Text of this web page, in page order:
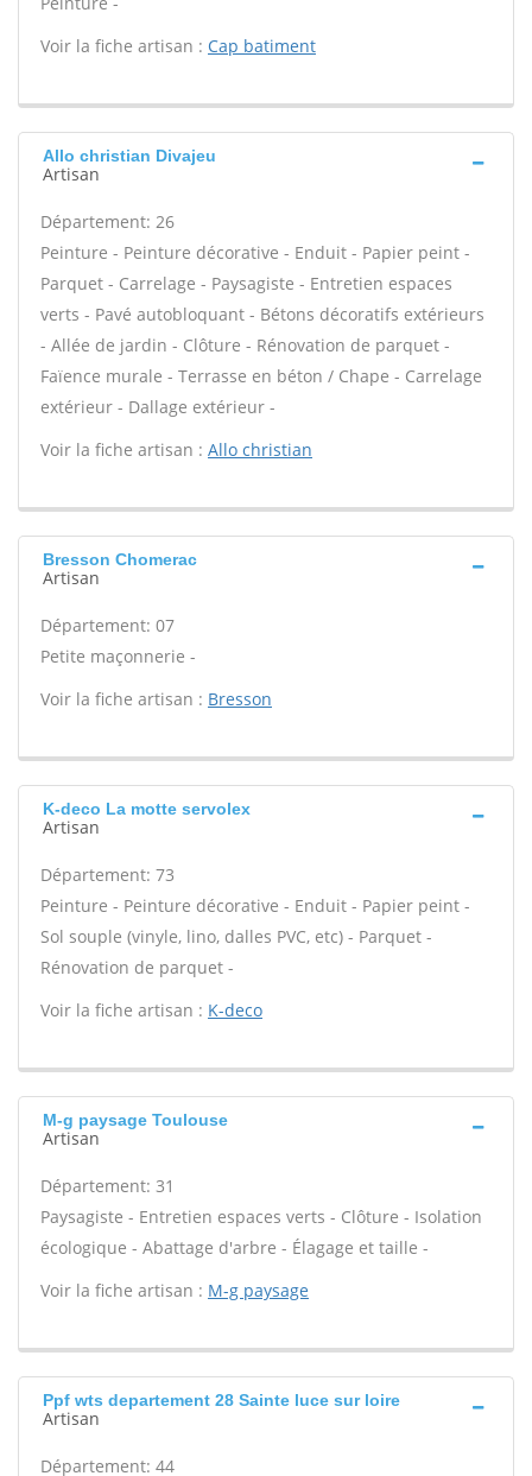
Voir la fiche artisan : Cap batiment
Allo christian Divajeu
Artisan
Département: 26
Peinture - Peinture décorative - Enduit - Papier peint -
Parquet - Carrelage - Paysagiste - Entretien espaces
verts - Pavé autobloquant - Bétons décoratifs extérieurs
- Allée de jardin - Clôture - Rénovation de parquet -
Faïence murale - Terrasse en béton / Chape - Carrelage
extérieur - Dallage extérieur -
Voir la fiche artisan : Allo christian
Bresson Chomerac
Artisan
Département: 07
Petite maçonnerie -
Voir la fiche artisan : Bresson
K-deco La motte servolex
Artisan
Département: 73
Peinture - Peinture décorative - Enduit - Papier peint -
Sol souple (vinyle, lino, dalles PVC, etc) - Parquet -
Rénovation de parquet -
Voir la fiche artisan : K-deco
M-g paysage Toulouse
Artisan
Département: 31
Paysagiste - Entretien espaces verts - Clôture - Isolation
écologique - Abattage d'arbre - Élagage et taille -
Voir la fiche artisan : M-g paysage
Ppf wts departement 28 Sainte luce sur loire
Artisan
Département: 44